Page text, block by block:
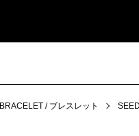
BRACELET / ブレスレット